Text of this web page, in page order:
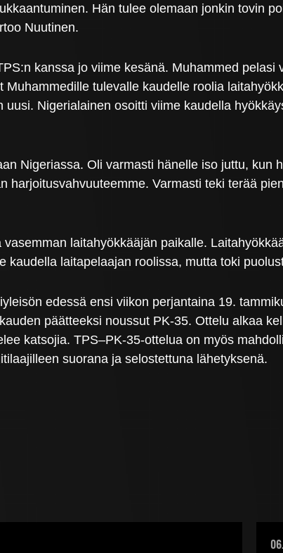
Hän tulee olemaan jonkin tovin
Nuutinen.
kanssa jo viime kesänä. Muhammed
tulevalle kaudelle roolia
Nigerialainen osoitti viime kaudella
Nigeriassa. Oli varmasti hänelle iso juttu, kun
harjoitusvahvuuteemme. Varmasti teki terää
laitahyökkääjän paikalle.
kaudella laitapelaajan roolissa, mutta toki
edessä ensi viikon perjantaina 19.
päätteeksi noussut PK-35. Ottelu alkaa
katsojia. TPS–PK-35-ottelua on myös
suorana ja selostettuna lähetyksenä.